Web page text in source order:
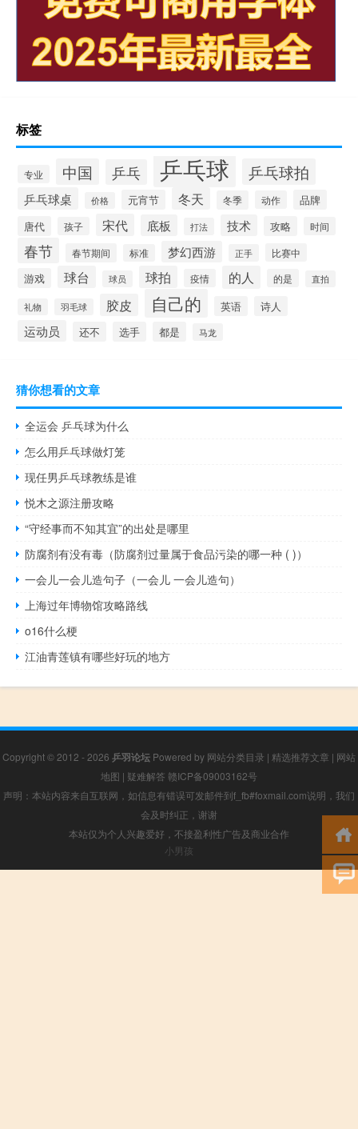
标签
专业 中国 乒乓 乒乓球 乒乓球拍
乒乓球桌 价格 元宵节 冬天 冬季 动作
品牌
唐代
孩子 宋代 底板 打法 技术 攻略 时间
春节 春节期间 标准 梦幻西游 正手 比赛中
游戏 球台 球员 球拍 疫情 的人 的是 直拍
礼物 羽毛球 胶皮 自己的 英语 诗人
运动员 还不 选手 都是 马龙
猜你想看的文章
全运会 乒乓球为什么
怎么用乒乓球做灯笼
现任男乒乓球教练是谁
悦木之源注册攻略
“守经事而不知其宜”的出处是哪里
防腐剂有没有毒（防腐剂过量属于食品污染的哪一种 ( )）
一会儿一会儿造句子（一会儿 一会儿造句）
上海过年博物馆攻略路线
o16什么梗
江油青莲镇有哪些好玩的地方
Copyright © 2012 - 2026 乒羽论坛 Powered by 网站分类目录 | 精选推荐文章 | 网站
地图 | 疑难解答 赣ICP备09003162号
声明：本站内容来自互联网，如信息有错误可发邮件到f_fb#foxmail.com说明，我们
会及时纠正，谢谢
本站仅为个人兴趣爱好，不接盈利性广告及商业合作
小男孩